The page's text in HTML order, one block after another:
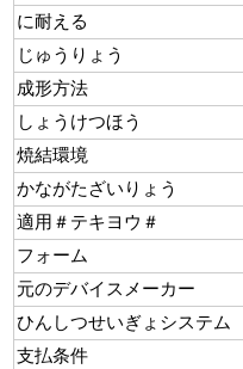
に耐える
じゅうりょう
成形方法
しょうけつほう
焼結環境
かながたざいりょう
適用＃テキヨウ＃
フォーム
元のデバイスメーカー
ひんしつせいぎょシステム
支払条件